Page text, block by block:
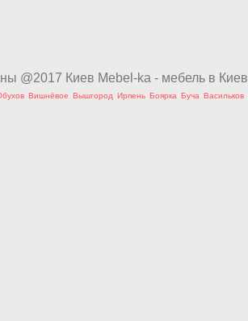
@2017 Киев Mebel-ka - мебель в
Вишнёвое Вышгород Ирпень Боярка Буча Васильков